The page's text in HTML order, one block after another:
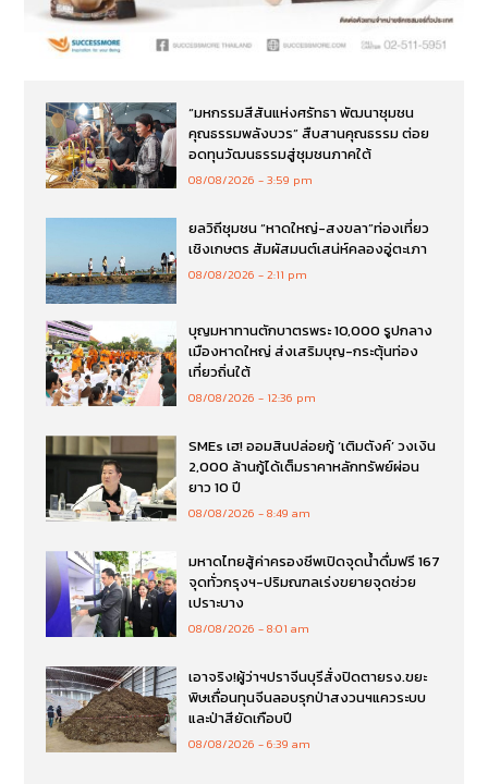
“มหกรรมสีสันแห่งศรัทธา พัฒนาชุมชน
คุณธรรมพลังบวร” สืบสานคุณธรรม ต่อย
อดทุนวัฒนธรรมสู่ชุมชนภาคใต้
08/08/2026 3:59 pm
ยลวิถีชุมชน “หาดใหญ่-สงขลา”ท่องเที่ยว
เชิงเกษตร สัมผัสมนต์เสน่ห์คลองอู่ตะเภา
08/08/2026 2:11 pm
บุญมหาทานตักบาตรพระ 10,000 รูปกลาง
เมืองหาดใหญ่ ส่งเสริมบุญ-กระตุ้นท่อง
เที่ยวถิ่นใต้
08/08/2026 12:36 pm
SMEs เฮ! ออมสินปล่อยกู้ ‘เติมตังค์’ วงเงิน
2,000 ล้านกู้ได้เต็มราคาหลักทรัพย์ผ่อน
ยาว 10 ปี
08/08/2026 8:49 am
มหาดไทยสู้ค่าครองชีพเปิดจุดน้ำดื่มฟรี 167
จุดทั่วกรุงฯ-ปริมณฑลเร่งขยายจุดช่วย
เปราะบาง
08/08/2026 8:01 am
เอาจริง!ผู้ว่าฯปราจีนบุรีสั่งปิดตายรง.ขยะ
พิษเถื่อนทุนจีนลอบรุกป่าสงวนฯแควระบบ
และป่าสียัดเกือบปี
08/08/2026 6:39 am